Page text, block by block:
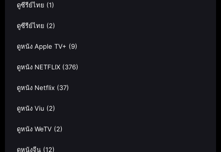
ดูซีรีย์ไทย (1)
ดูซีรีย์ไทย (2)
ดูหนัง Apple TV+ (9)
ดูหนัง NETFLIX (376)
ดูหนัง Netflix (37)
ดูหนัง Viu (2)
ดูหนัง WeTV (2)
ดูหนังจีน (12)